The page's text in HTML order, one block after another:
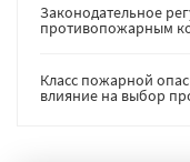
Законодательное
противопожарным
Класс пожарной
влияние на выбор